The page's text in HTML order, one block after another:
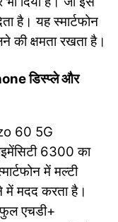
है। यह स्मार्टफोन
क्षमता रखता है।
डिस्प्ले और
60 5G
6300 का
में मल्टी
में मदद करता है।
एचडी+